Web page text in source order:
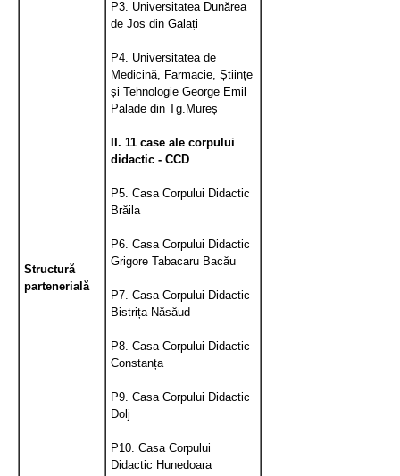
Structură
partenerială
P3. Universitatea Dunărea
de Jos din Galați
P4. Universitatea de
Medicină, Farmacie, Științe
și Tehnologie George Emil
Palade din Tg.Mureș
II. 11 case ale corpului
didactic - CCD
P5. Casa Corpului Didactic
Brăila
P6. Casa Corpului Didactic
Grigore Tabacaru Bacău
P7. Casa Corpului Didactic
Bistrița-Năsăud
P8. Casa Corpului Didactic
Constanța
P9. Casa Corpului Didactic
Dolj
P10. Casa Corpului
Didactic Hunedoara